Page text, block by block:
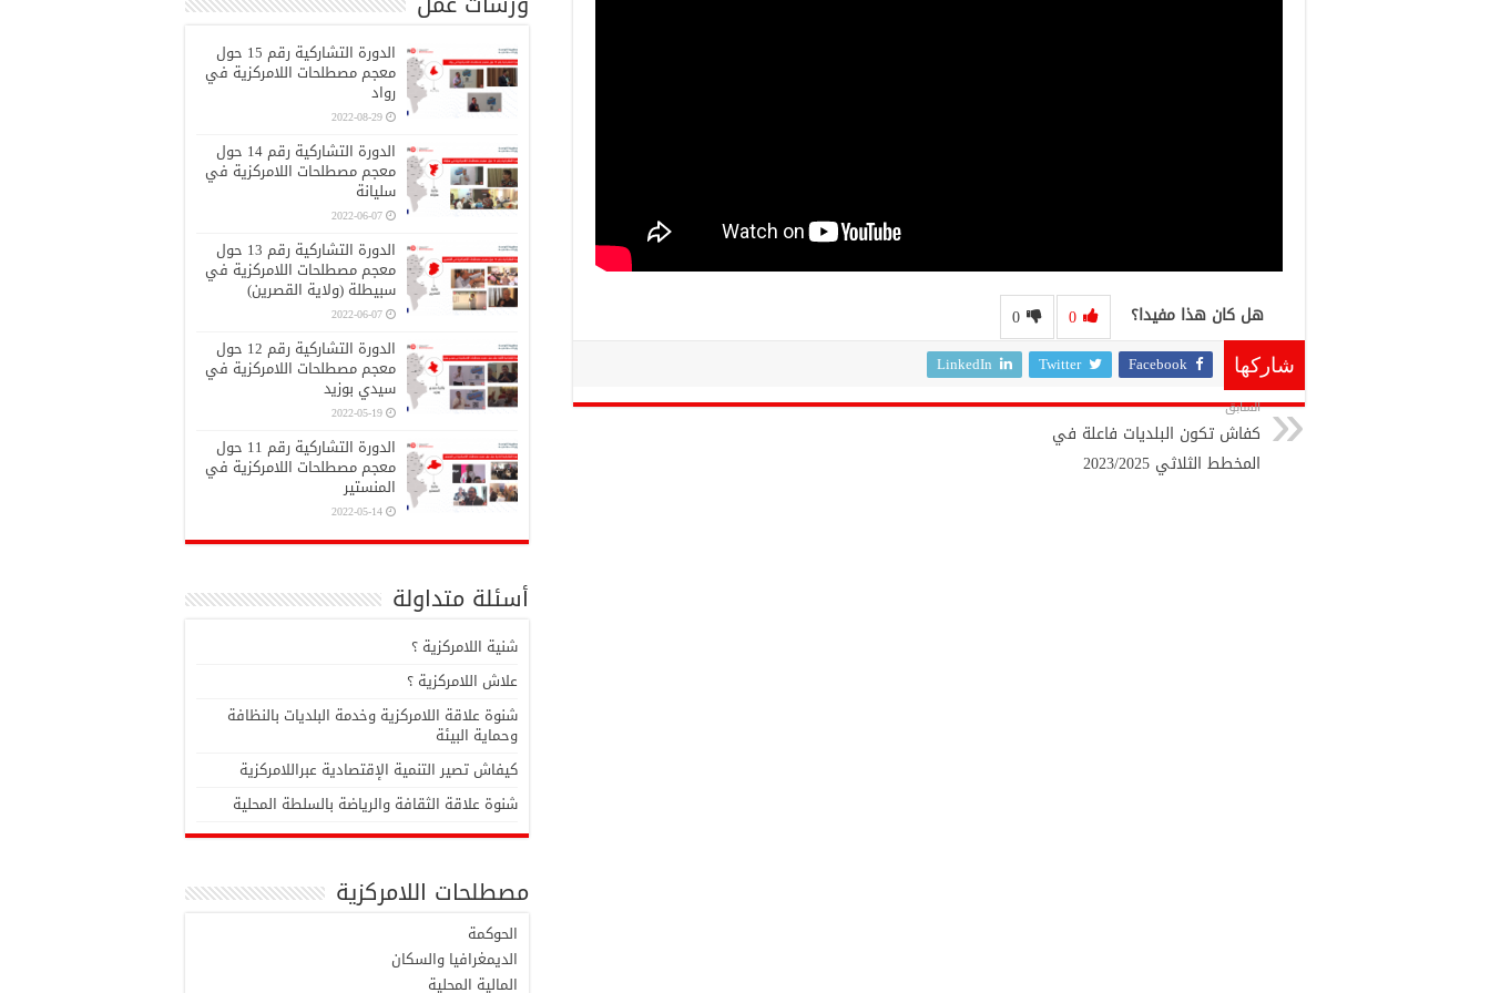
هل كان هذا مفيدا؟ 0
0
شاركها Facebook
Twitter
LinkedIn
السابق
كفاش تكون البلديات فاعلة في
المخطط الثلاثي 2023/2025
الدورة التشاركية رقم 15 حول
معجم مصطلحات اللامركزية في
رواد
2022-08-29
الدورة التشاركية رقم 14 حول
معجم مصطلحات اللامركزية في
سليانة
2022-06-07
الدورة التشاركية رقم 13 حول
معجم مصطلحات اللامركزية في
سبيطلة (ولاية القصرين)
2022-06-07
الدورة التشاركية رقم 12 حول
معجم مصطلحات اللامركزية في
سيدي بوزيد
2022-05-19
الدورة التشاركية رقم 11 حول
معجم مصطلحات اللامركزية في
المنستير
2022-05-14
أسئلة متداولة
شنية اللامركزية ؟
علاش اللامركزية ؟
شنوة علاقة اللامركزية وخدمة البلديات بالنظافة
وحماية البيئة
كيفاش تصير التنمية الإقتصادية عبراللامركزية
شنوة علاقة الثقافة والرياضة بالسلطة المحلية
مصطلحات اللامركزية
الحوكمة
الديمغرافيا والسكان
المالية المحلية